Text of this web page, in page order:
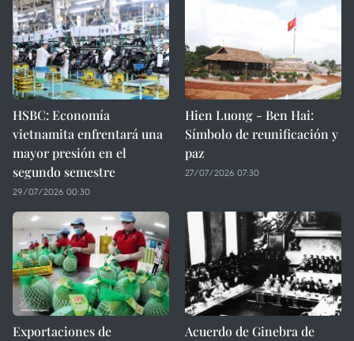
HSBC: Economía
vietnamita enfrentará una
mayor presión en el
segundo semestre
29/07/2026 00:30
Hien Luong - Ben Hai:
Símbolo de reunificación y
paz
27/07/2026 07:30
Exportaciones de
Acuerdo de Ginebra de